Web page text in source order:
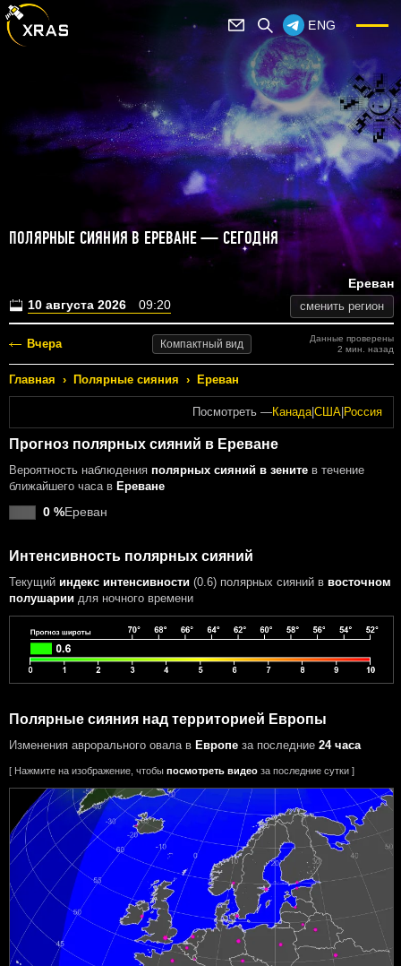
ENG
ПОЛЯРНЫЕ СИЯНИЯ В ЕРЕВАНЕ — СЕГОДНЯ
10 августа 2026 09:20
Ереван
сменить регион
Вчера Компактный вид
Данные проверены
2 мин. назад
Главная › Полярные сияния › Ереван
Посмотреть —Канада|США Россия
Прогноз полярных сияний в Ереване
Вероятность наблюдения полярных сияний в зените в течение
ближайшего часа в Ереване
0 %Ереван
Интенсивность полярных сияний
Текущий индекс интенсивности (0.6) полярных сияний в восточном
полушарии для ночного времени
Полярные сияния над территорией Европы
Изменения аврорального овала в Европе за последние 24 часа
[ Нажмите на изображение, чтобы посмотреть видео за последние сутки ]